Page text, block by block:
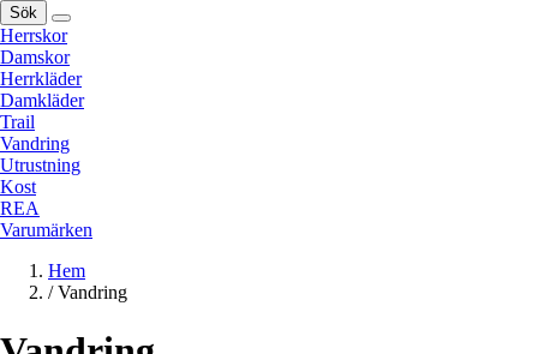
Sök
Herrskor
Damskor
Herrkläder
Damkläder
Trail
Vandring
Utrustning
Kost
REA
Varumärken
Hem
/ Vandring